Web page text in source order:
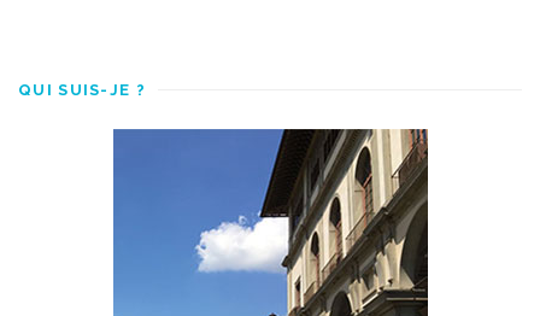
QUI SUIS-JE ?